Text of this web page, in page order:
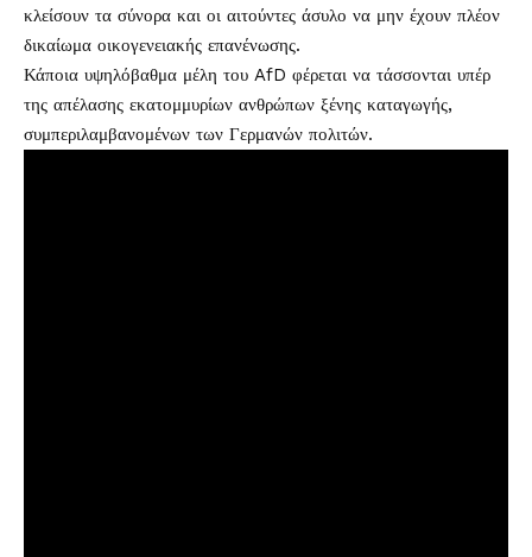
κλείσουν τα σύνορα και οι αιτούντες άσυλο να μην έχουν πλέον
δικαίωμα οικογενειακής επανένωσης.
Κάποια υψηλόβαθμα μέλη του AfD φέρεται να τάσσονται υπέρ
της απέλασης εκατομμυρίων ανθρώπων ξένης καταγωγής,
συμπεριλαμβανομένων των Γερμανών πολιτών.